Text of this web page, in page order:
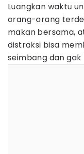
Luangkan waktu
orang-orang
makan bersama,
distraksi bisa
seimbang dan gak